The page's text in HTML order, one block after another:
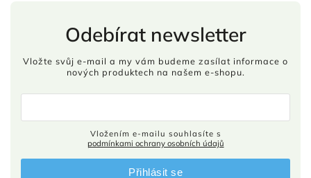
Odebírat newsletter
Vložte svůj e-mail a my vám budeme zasílat informace o
nových produktech na našem e-shopu.
podmínkami ochrany osobních údajů
Přihlásit se